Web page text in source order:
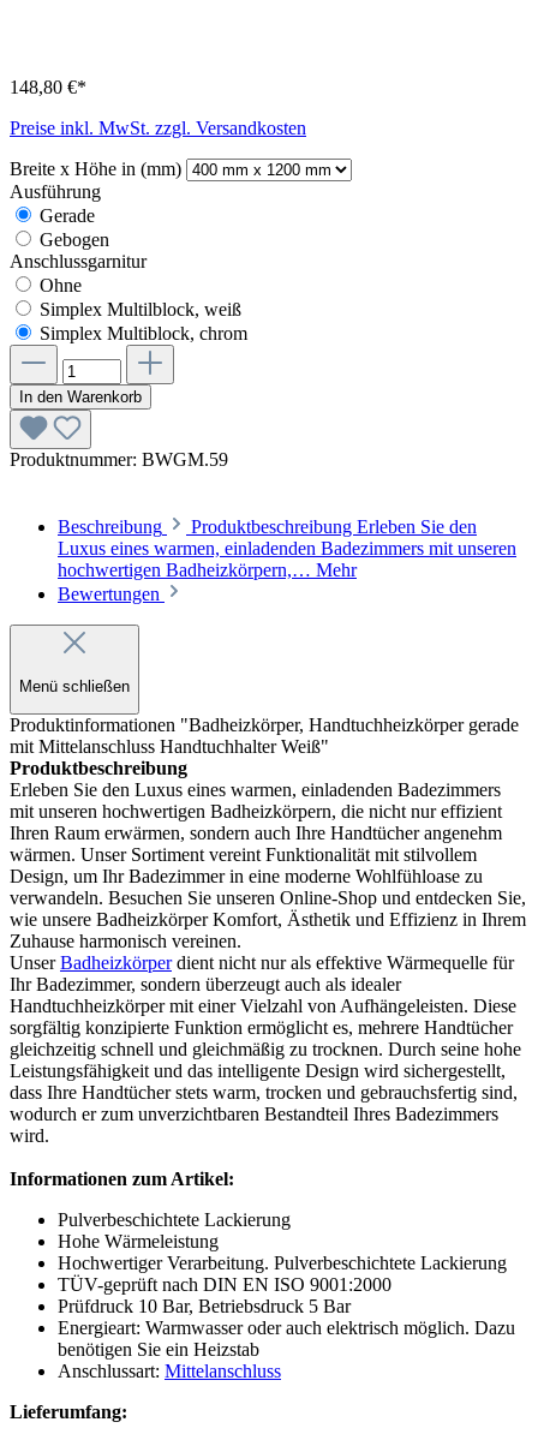
148,80 €*
Preise inkl. MwSt. zzgl. Versandkosten
Breite x Höhe in (mm)
Ausführung
Gerade
Gebogen
Anschlussgarnitur
Ohne
Simplex Multilblock, weiß
Simplex Multiblock, chrom
In den Warenkorb
Produktnummer: BWGM.59
Beschreibung
Produktbeschreibung Erleben Sie den
Luxus eines warmen, einladenden Badezimmers mit unseren
hochwertigen Badheizkörpern,… Mehr
Bewertungen
Menü schließen
Produktinformationen "Badheizkörper, Handtuchheizkörper gerade
mit Mittelanschluss Handtuchhalter Weiß"
Produktbeschreibung
Erleben Sie den Luxus eines warmen, einladenden Badezimmers
mit unseren hochwertigen Badheizkörpern, die nicht nur effizient
Ihren Raum erwärmen, sondern auch Ihre Handtücher angenehm
wärmen. Unser Sortiment vereint Funktionalität mit stilvollem
Design, um Ihr Badezimmer in eine moderne Wohlfühloase zu
verwandeln. Besuchen Sie unseren Online-Shop und entdecken Sie,
wie unsere Badheizkörper Komfort, Ästhetik und Effizienz in Ihrem
Zuhause harmonisch vereinen.
UnserBadheizkörperdient nicht nur als effektive Wärmequelle für
Ihr Badezimmer, sondern überzeugt auch als idealer
Handtuchheizkörper mit einer Vielzahl von Aufhängeleisten. Diese
sorgfältig konzipierte Funktion ermöglicht es, mehrere Handtücher
gleichzeitig schnell und gleichmäßig zu trocknen. Durch seine hohe
Leistungsfähigkeit und das intelligente Design wird sichergestellt,
dass Ihre Handtücher stets warm, trocken und gebrauchsfertig sind,
wodurch er zum unverzichtbaren Bestandteil Ihres Badezimmers
wird.
Informationen zum Artikel:
Pulverbeschichtete Lackierung
Hohe Wärmeleistung
Hochwertiger Verarbeitung. Pulverbeschichtete Lackierung
TÜV-geprüft nach DIN EN ISO 9001:2000
Prüfdruck 10 Bar, Betriebsdruck 5 Bar
Energieart: Warmwasser oder auch elektrisch möglich. Dazu
benötigen Sie ein Heizstab
Anschlussart: Mittelanschluss
Lieferumfang: